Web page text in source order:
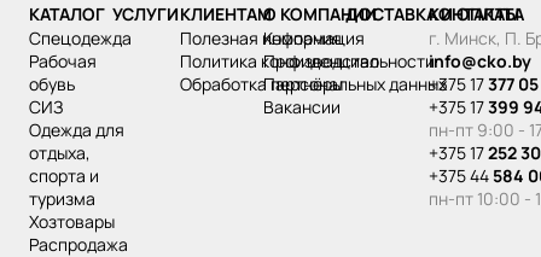
КАТАЛОГ
спецодежда
рабочая
обувь
СИЗ
одежда для
отдыха,
спорта и
туризма
хозтовары
распродажа
УСЛУГИКЛИЕНТАМ
Полезная информация
Политика конфиденциальности
Обработка персональных данных
О КОМПАНИИ
Компания
Производство
Партнёры
Вакансии
ДОСТАВКА И ОПЛАТА
КОНТАКТЫ
г. Минск, П.
info@cko.by
+375 17377
+375 17399
пн-пт 9:00 -
+375 17252
+375 44 584
пн-пт 10:00 -